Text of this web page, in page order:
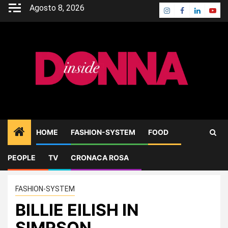
Skip
Agosto 8, 2026 Instagram
Facebook
Linkedin
HOME FASHION-SYSTEM FOOD
PEOPLE TV CRONACA ROSA
Home FASHION-SYSTEM BILLIE EILISH IN SIMPSON
FASHION-SYSTEM
BILLIE EILISH IN